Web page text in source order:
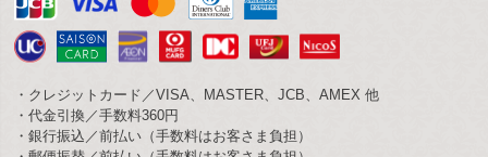
・クレジットカード／VISA、MASTER、JCB、AMEX 他
・代金引換／手数料360円
・銀行振込／前払い（手数料はお客さま負担）